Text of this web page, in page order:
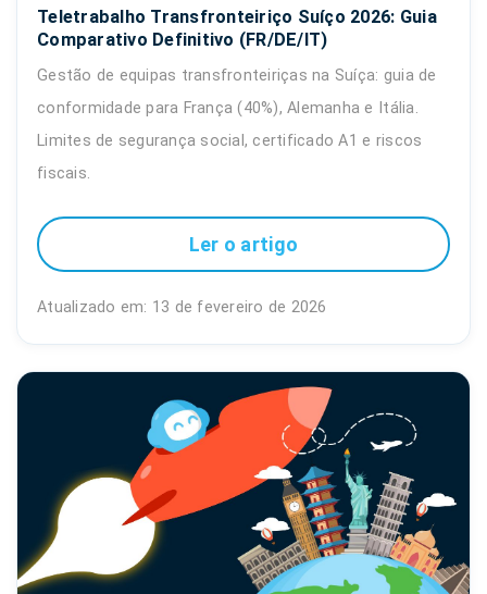
Teletrabalho Transfronteiriço Suíço 2026: Guia
Comparativo Definitivo (FR/DE/IT)
Gestão de equipas transfronteiriças na Suíça: guia de
conformidade para França (40%), Alemanha e Itália.
Limites de segurança social, certificado A1 e riscos
fiscais.
Ler o artigo
Atualizado em: 13 de fevereiro de 2026